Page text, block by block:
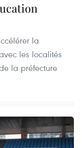
la
les localités
la préfecture